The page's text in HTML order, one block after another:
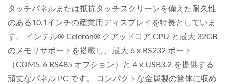
タッチパネルまたは抵抗タッチスクリーンを備えた耐久性
のある10.1インチの産業用ディスプレイを特長としていま
す。 インテル® Celeron® クアッドコア CPU と最大 32GB
のメモリサポートを搭載し、最大 6 x RS232 ポート
（COM5-6 RS485 オプション）と 4 x USB3.2 を提供する
頑丈なパネル PC です。 コンパクトな金属製の筐体に収め